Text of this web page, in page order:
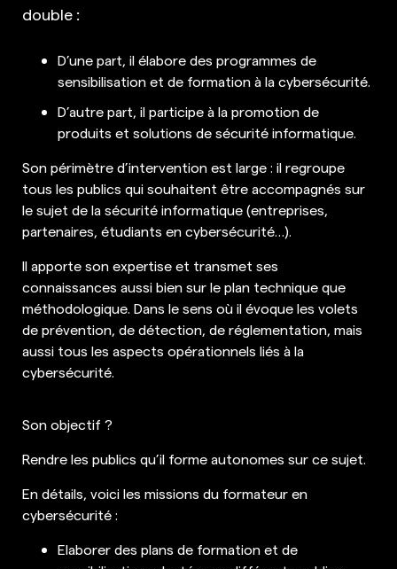
double :
D’une part, il élabore des programmes de
sensibilisation et de formation à la cybersécurité.
D’autre part, il participe à la promotion de
produits et solutions de sécurité informatique.
Son périmètre d’intervention est large : il regroupe
tous les publics qui souhaitent être accompagnés sur
le sujet de la sécurité informatique (entreprises,
partenaires, étudiants en cybersécurité…).
Il apporte son expertise et transmet ses
connaissances aussi bien sur le plan technique que
méthodologique. Dans le sens où il évoque les volets
de prévention, de détection, de réglementation, mais
aussi tous les aspects opérationnels liés à la
cybersécurité.
Son objectif ?
Rendre les publics qu’il forme autonomes sur ce sujet.
En détails, voici les missions du formateur en
cybersécurité :
Elaborer des plans de formation et de